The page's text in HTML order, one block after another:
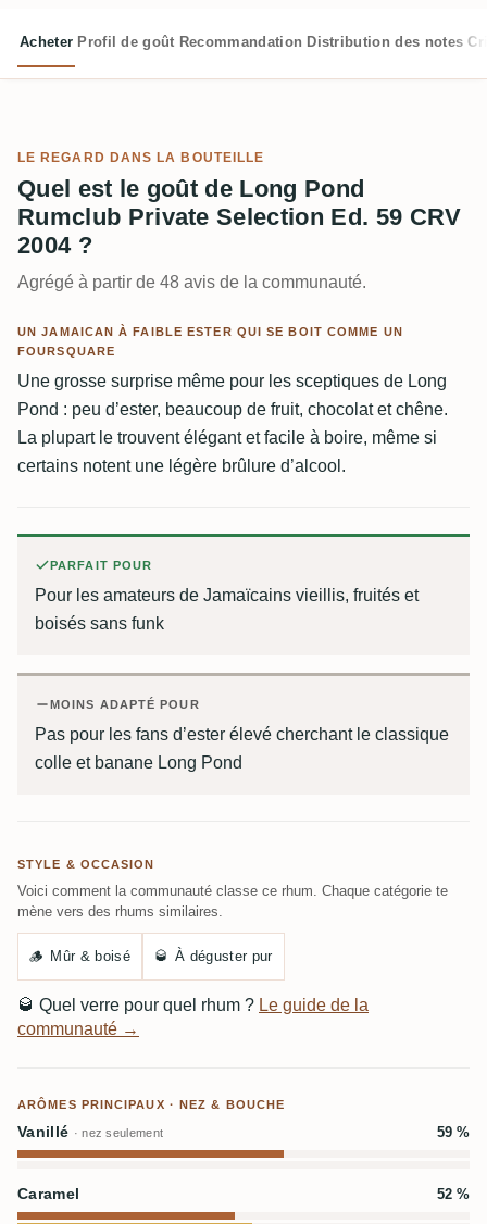
Acheter Profil de goût Recommandation Distribution des notes
LE REGARD DANS LA BOUTEILLE
Quel est le goût de Long Pond
Rumclub Private Selection Ed. 59 CRV
2004 ?
Agrégé à partir de 48 avis de la communauté.
UN JAMAICAN À FAIBLE ESTER QUI SE BOIT COMME UN
FOURSQUARE
Une grosse surprise même pour les sceptiques de Long
Pond : peu d’ester, beaucoup de fruit, chocolat et chêne.
La plupart le trouvent élégant et facile à boire, même si
certains notent une légère brûlure d’alcool.
PARFAIT POUR
Pour les amateurs de Jamaïcains vieillis, fruités et
boisés sans funk
MOINS ADAPTÉ POUR
Pas pour les fans d’ester élevé cherchant le classique
colle et banane Long Pond
STYLE & OCCASION
Voici comment la communauté classe ce rhum. Chaque catégorie te
mène vers des rhums similaires.
🪵 Mûr & boisé 🥃 À déguster pur
🥃 Quel verre pour quel rhum ? Le guide de la
communauté →
ARÔMES PRINCIPAUX · NEZ & BOUCHE
Vanillé · nez seulement 59 %
Caramel 52 %